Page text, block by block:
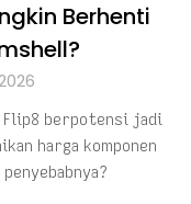
Berhenti
Flip8 berpotensi jadi
harga komponen